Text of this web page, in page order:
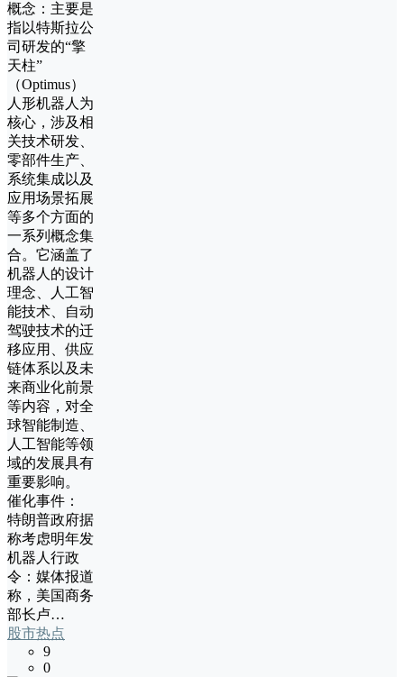
概念：主要是
指以特斯拉公
司研发的“擎
天柱”
（Optimus）
人形机器人为
核心，涉及相
关技术研发、
零部件生产、
系统集成以及
应用场景拓展
等多个方面的
一系列概念集
合。它涵盖了
机器人的设计
理念、人工智
能技术、自动
驾驶技术的迁
移应用、供应
链体系以及未
来商业化前景
等内容，对全
球智能制造、
人工智能等领
域的发展具有
重要影响。
催化事件：
特朗普政府据
称考虑明年发
机器人行政
令：媒体报道
称，美国商务
部长卢…
股市热点
9
0